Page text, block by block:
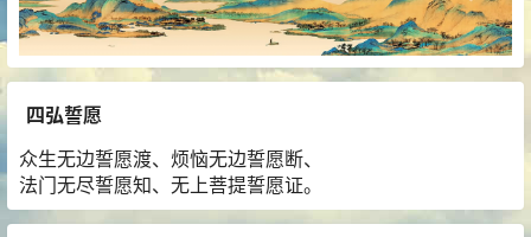
四弘誓愿
众生无边誓愿渡、烦恼无边誓愿断、
法门无尽誓愿知、无上菩提誓愿证。